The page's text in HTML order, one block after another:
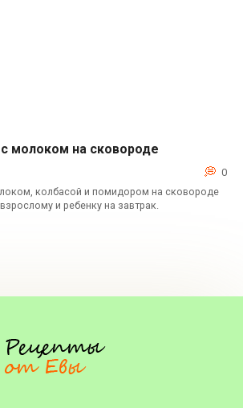
молоком на сковороде
0
колбасой и помидором на сковороде
и ребенку на завтрак.